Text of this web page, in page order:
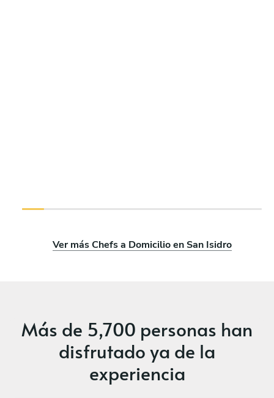
Ver más Chefs a Domicilio en San Isidro
Más de 5,700 personas han
disfrutado ya de la
experiencia